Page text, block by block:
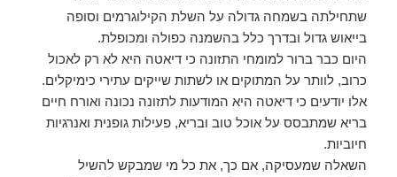
שתחילתה בשמחה גדולה על השלת הקילוגרמים וסופה
בייאוש גדול ובדרך כלל בהשמנה כפולה ומכופלת.
היום כבר ברור למומחי התזונה כי דיאטה היא לא רק לאכול
כרוב, לוותר על המתוקים או לשתות שייקים עתירי כימיקלים.
אלו יודעים כי דיאטה היא המודעות לתזונה נכונה ואורח חיים
בריא שמתבסס על אוכל טוב ובריא, פעילות גופנית ואנרגיות
חיוביות.
השאלה שמעסיקה, אם כך, את כל מי שמבקש להשיל